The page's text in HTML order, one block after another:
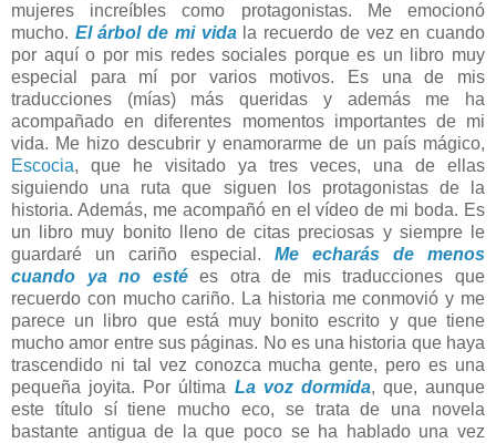
mujeres increíbles como protagonistas. Me emocionó
mucho. El árbol de mi vidala recuerdo de vez en cuando
por aquí o por mis redes sociales porque es un libro muy
especial para mí por varios motivos. Es una de mis
traducciones (mías) más queridas y además me ha
acompañado en diferentes momentos importantes de mi
vida. Me hizo descubrir y enamorarme de un país mágico,
Escocia, que he visitado ya tres veces, una de ellas
siguiendo una ruta que siguen los protagonistas de la
historia. Además, me acompañó en el vídeo de mi boda. Es
un libro muy bonito lleno de citas preciosas y siempre le
guardaré un cariño especial. Me echarás de menos
cuando ya no estées otra de mis traducciones que
recuerdo con mucho cariño. La historia me conmovió y me
parece un libro que está muy bonito escrito y que tiene
mucho amor entre sus páginas. No es una historia que haya
trascendido ni tal vez conozca mucha gente, pero es una
pequeña joyita. Por última La voz dormida, que, aunque
este título sí tiene mucho eco, se trata de una novela
bastante antigua de la que poco se ha hablado una vez